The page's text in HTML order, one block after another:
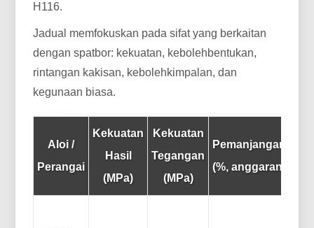
H116.
Jadual memfokuskan pada sifat yang berkaitan
dengan spatbor: kekuatan, kebolehbentukan,
rintangan kakisan, kebolehkimpalan, dan
kegunaan biasa.
Aloi /
Perangai
Kekuatan
Hasil
(MPa)
Kekuatan
Tegangan
(MPa)
Pemanjangan
(%, anggaran)